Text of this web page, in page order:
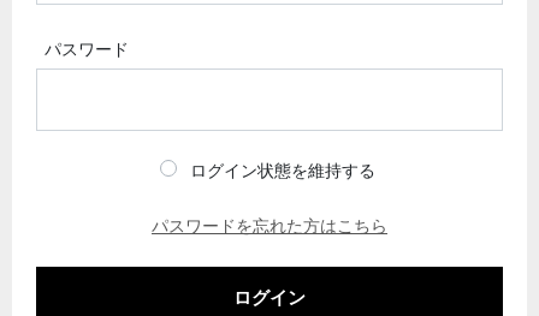
パスワード
ログイン状態を維持する
パスワードを忘れた方はこちら
ログイン